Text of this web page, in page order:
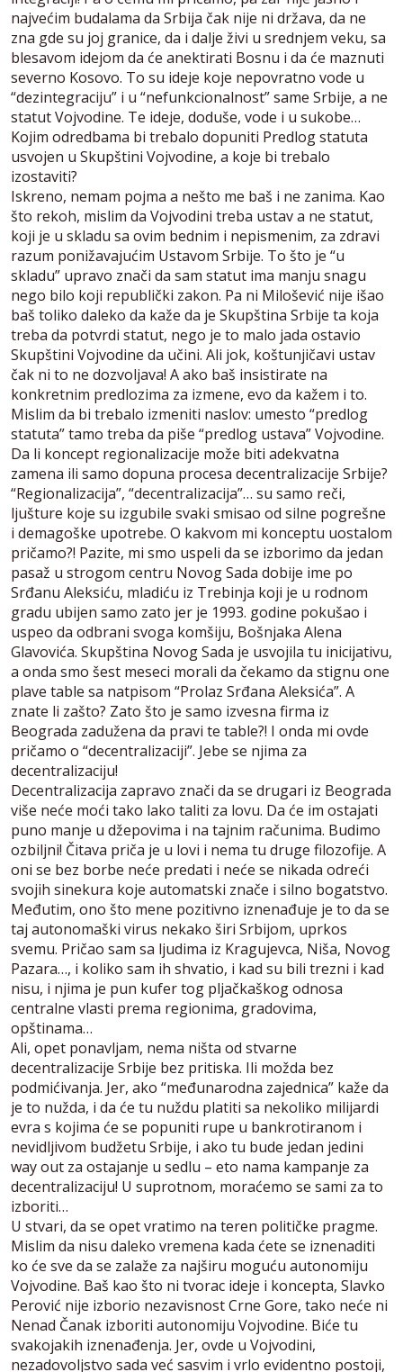
najvećim budalama da Srbija čak nije ni država, da ne
zna gde su joj granice, da i dalje živi u srednjem veku, sa
blesavom idejom da će anektirati Bosnu i da će maznuti
severno Kosovo. To su ideje koje nepovratno vode u
“dezintegraciju” i u “nefunkcionalnost” same Srbije, a ne
statut Vojvodine. Te ideje, doduše, vode i u sukobe…
Kojim odredbama bi trebalo dopuniti Predlog statuta
usvojen u Skupštini Vojvodine, a koje bi trebalo
izostaviti?
Iskreno, nemam pojma a nešto me baš i ne zanima. Kao
što rekoh, mislim da Vojvodini treba ustav a ne statut,
koji je u skladu sa ovim bednim i nepismenim, za zdravi
razum ponižavajućim Ustavom Srbije. To što je “u
skladu” upravo znači da sam statut ima manju snagu
nego bilo koji republički zakon. Pa ni Milošević nije išao
baš toliko daleko da kaže da je Skupština Srbije ta koja
treba da potvrdi statut, nego je to malo jada ostavio
Skupštini Vojvodine da učini. Ali jok, koštunjičavi ustav
čak ni to ne dozvoljava! A ako baš insistirate na
konkretnim predlozima za izmene, evo da kažem i to.
Mislim da bi trebalo izmeniti naslov: umesto “predlog
statuta” tamo treba da piše “predlog ustava” Vojvodine.
Da li koncept regionalizacije može biti adekvatna
zamena ili samo dopuna procesa decentralizacije Srbije?
“Regionalizacija”, “decentralizacija”… su samo reči,
ljušture koje su izgubile svaki smisao od silne pogrešne
i demagoške upotrebe. O kakvom mi konceptu uostalom
pričamo?! Pazite, mi smo uspeli da se izborimo da jedan
pasaž u strogom centru Novog Sada dobije ime po
Srđanu Aleksiću, mladiću iz Trebinja koji je u rodnom
gradu ubijen samo zato jer je 1993. godine pokušao i
uspeo da odbrani svoga komšiju, Bošnjaka Alena
Glavovića. Skupština Novog Sada je usvojila tu inicijativu,
a onda smo šest meseci morali da čekamo da stignu one
plave table sa natpisom “Prolaz Srđana Aleksića”. A
znate li zašto? Zato što je samo izvesna firma iz
Beograda zadužena da pravi te table?! I onda mi ovde
pričamo o “decentralizaciji”. Jebe se njima za
decentralizaciju!
Decentralizacija zapravo znači da se drugari iz Beograda
više neće moći tako lako taliti za lovu. Da će im ostajati
puno manje u džepovima i na tajnim računima. Budimo
ozbiljni! Čitava priča je u lovi i nema tu druge filozofije. A
oni se bez borbe neće predati i neće se nikada odreći
svojih sinekura koje automatski znače i silno bogatstvo.
Međutim, ono što mene pozitivno iznenađuje je to da se
taj autonomaški virus nekako širi Srbijom, uprkos
svemu. Pričao sam sa ljudima iz Kragujevca, Niša, Novog
Pazara…, i koliko sam ih shvatio, i kad su bili trezni i kad
nisu, i njima je pun kufer tog pljačkaškog odnosa
centralne vlasti prema regionima, gradovima,
opštinama…
Ali, opet ponavljam, nema ništa od stvarne
decentralizacije Srbije bez pritiska. Ili možda bez
podmićivanja. Jer, ako “međunarodna zajednica” kaže da
je to nužda, i da će tu nuždu platiti sa nekoliko milijardi
evra s kojima će se popuniti rupe u bankrotiranom i
nevidljivom budžetu Srbije, i ako tu bude jedan jedini
way out za ostajanje u sedlu – eto nama kampanje za
decentralizaciju! U suprotnom, moraćemo se sami za to
izboriti…
U stvari, da se opet vratimo na teren političke pragme.
Mislim da nisu daleko vremena kada ćete se iznenaditi
ko će sve da se zalaže za najširu moguću autonomiju
Vojvodine. Baš kao što ni tvorac ideje i koncepta, Slavko
Perović nije izborio nezavisnost Crne Gore, tako neće ni
Nenad Čanak izboriti autonomiju Vojvodine. Biće tu
svakojakih iznenađenja. Jer, ovde u Vojvodini,
nezadovoljstvo sada već sasvim i vrlo evidentno postoji,